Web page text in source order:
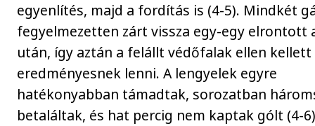
egyenlítés, majd a fordítás is (4-5). Mindkét
fegyelmezetten zárt vissza egy-egy elrontott
után, így aztán a felállt védőfalak ellen kellett
eredményesnek lenni. A lengyelek egyre
hatékonyabban támadtak, sorozatban
betaláltak, és hat percig nem kaptak gólt (4-